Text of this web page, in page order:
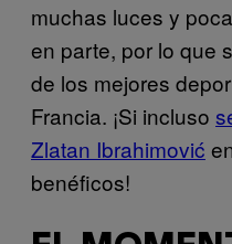
muchas luces y
en parte, por lo que
de los mejores
Francia. ¡Si incluso
Zlatan Ibrahimović
benéficos!